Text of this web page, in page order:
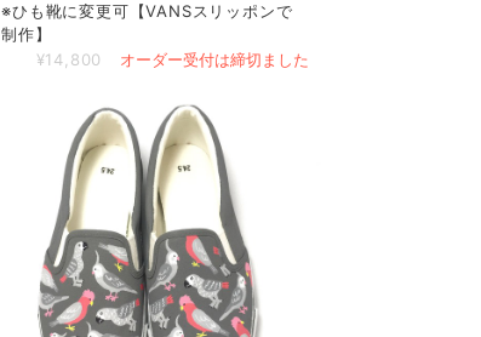
※ひも靴に変更可【VANSスリッポンで
制作】
¥14,800
オーダー受付は締切ました